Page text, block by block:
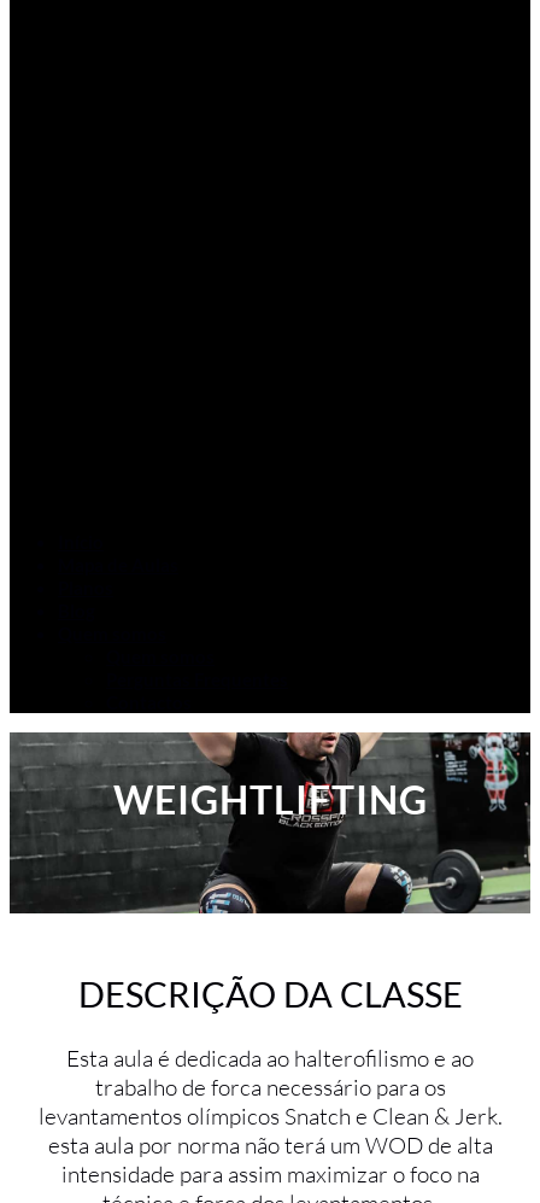
WEIGHTLIFTING
DESCRIÇÃO DA CLASSE
Esta aula é dedicada ao halterofilismo e ao
trabalho de forca necessário para os
levantamentos olímpicos Snatch e Clean & Jerk.
esta aula por norma não terá um WOD de alta
intensidade para assim maximizar o foco na